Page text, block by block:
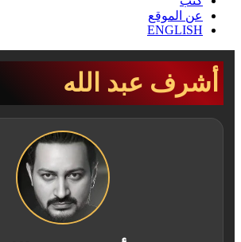
عن الموقع
ENGLISH
أشرف عبد الله